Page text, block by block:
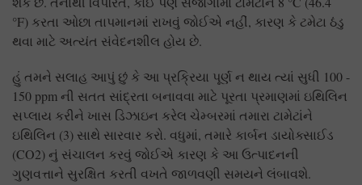
°F) કરતા ઓછા તાપમાનમાં રાખવું જોઈએ નહીં, કારણ કે ટમેટા ઠંડુ
થવા માટે અત્યંત સંવેદનશીલ હોય છે.
હું તમને સલાહ આપું છું કે આ પ્રક્રિયા પૂર્ણ ન થાય ત્યાં સુધી 100 -
150 ppm ની સતત સાંદ્રતા બનાવવા માટે પૂરતા પ્રમાણમાં ઇથિલિન
સપ્લાય કરીને ખાસ ડિઝાઇન કરેલ ચેમ્બરમાં તમારા ટામેટાંને
ઇથિલિન (3) સાથે સારવાર કરો. વધુમાં, તમારે કાર્બન ડાયોક્સાઈડ
(CO2) નું સંચાલન કરવું જોઈએ કારણ કે આ ઉત્પાદનની
ગુણવત્તાને સુરક્ષિત કરતી વખતે જાળવણી સમયને લંબાવશે.